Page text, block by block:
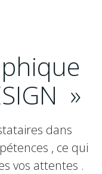
»
dans
, ce qui
vos attentes .